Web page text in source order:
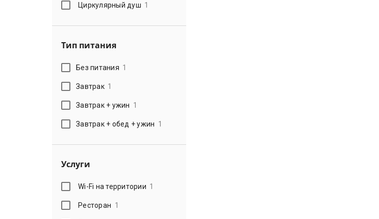
Циркулярный душ 1
Тип питания
Без питания 1
Завтрак 1
Завтрак + ужин 1
Завтрак + обед + ужин 1
Услуги
Wi-Fi на территории 1
Ресторан 1